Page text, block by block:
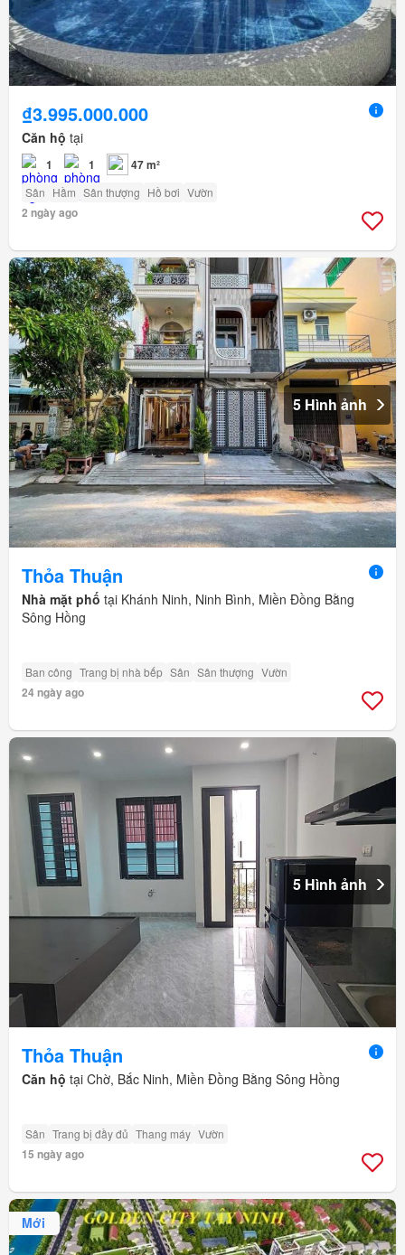
₫3.995.000.000
Căn hộ tại
1 1 47 m²
Sân Hầm Sân thượng Hồ bơi Vườn
2 ngày ago
5 Hình ảnh
Thỏa Thuận
Nhà mặt phố tại Khánh Ninh, Ninh Bình, Miền Đồng Bằng
Sông Hồng
Ban công Trang bị nhà bếp Sân Sân thượng Vườn
24 ngày ago
5 Hình ảnh
Thỏa Thuận
Căn hộ tại Chờ, Bắc Ninh, Miền Đồng Bằng Sông Hồng
Sân Trang bị đầy đủ Thang máy Vườn
15 ngày ago
Mới